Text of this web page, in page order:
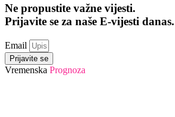
Ne propustite važne vijesti.
Prijavite se za naše E-vijesti danas.
Email
Prijavite se
Vremenska Prognoza